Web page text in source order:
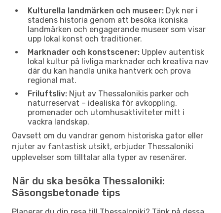
Kulturella landmärken och museer: Dyk ner i
stadens historia genom att besöka ikoniska
landmärken och engagerande museer som visar
upp lokal konst och traditioner.
Marknader och konstscener: Upplev autentisk
lokal kultur på livliga marknader och kreativa nav
där du kan handla unika hantverk och prova
regional mat.
Friluftsliv: Njut av Thessalonikis parker och
naturreservat – idealiska för avkoppling,
promenader och utomhusaktiviteter mitt i
vackra landskap.
Oavsett om du vandrar genom historiska gator eller
njuter av fantastisk utsikt, erbjuder Thessaloniki
upplevelser som tilltalar alla typer av resenärer.
När du ska besöka Thessaloniki:
Säsongsbetonade tips